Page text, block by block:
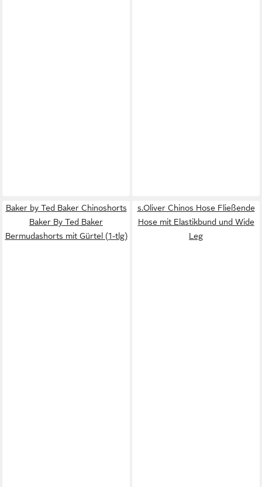
Baker by Ted Baker Chinoshorts
Baker By Ted Baker
Bermudashorts mit Gürtel (1-tlg)
s.Oliver Chinos Hose Fließende
Hose mit Elastikbund und Wide
Leg